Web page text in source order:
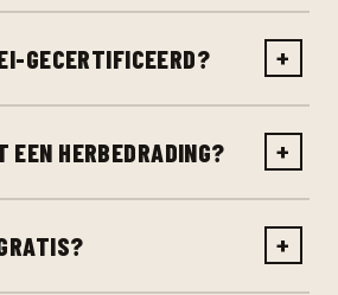
GECERTIFICEERD? +
EEN HERBEDRADING? +
+